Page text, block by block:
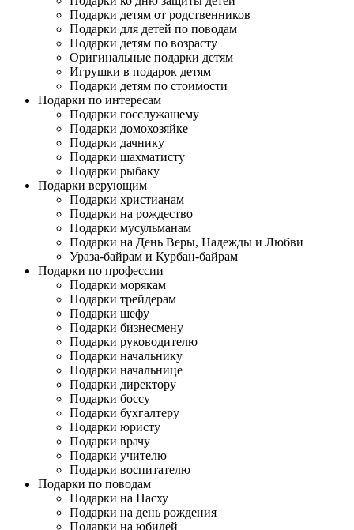
Подарки детям от родственников
Подарки для детей по поводам
Подарки детям по возрасту
Оригинальные подарки детям
Игрушки в подарок детям
Подарки детям по стоимости
Подарки по интересам
Подарки госслужащему
Подарки домохозяйке
Подарки дачнику
Подарки шахматисту
Подарки рыбаку
Подарки верующим
Подарки христианам
Подарки на рождество
Подарки мусульманам
Подарки на День Веры, Надежды и Любви
Ураза-байрам и Курбан-байрам
Подарки по профессии
Подарки морякам
Подарки трейдерам
Подарки шефу
Подарки бизнесмену
Подарки руководителю
Подарки начальнику
Подарки начальнице
Подарки директору
Подарки боссу
Подарки бухгалтеру
Подарки юристу
Подарки врачу
Подарки учителю
Подарки воспитателю
Подарки по поводам
Подарки на Пасху
Подарки на день рождения
Подарки на юбилей